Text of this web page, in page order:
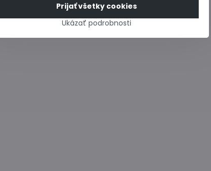
Ukázať podrobnosti
Prijať všetky cookies